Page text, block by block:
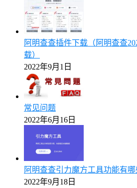
阿明查查插件下载（阿明查查
载）
2022年9月1日
常见问题
2022年6月16日
阿明查查引力魔方工具功能有哪
2022年9月18日